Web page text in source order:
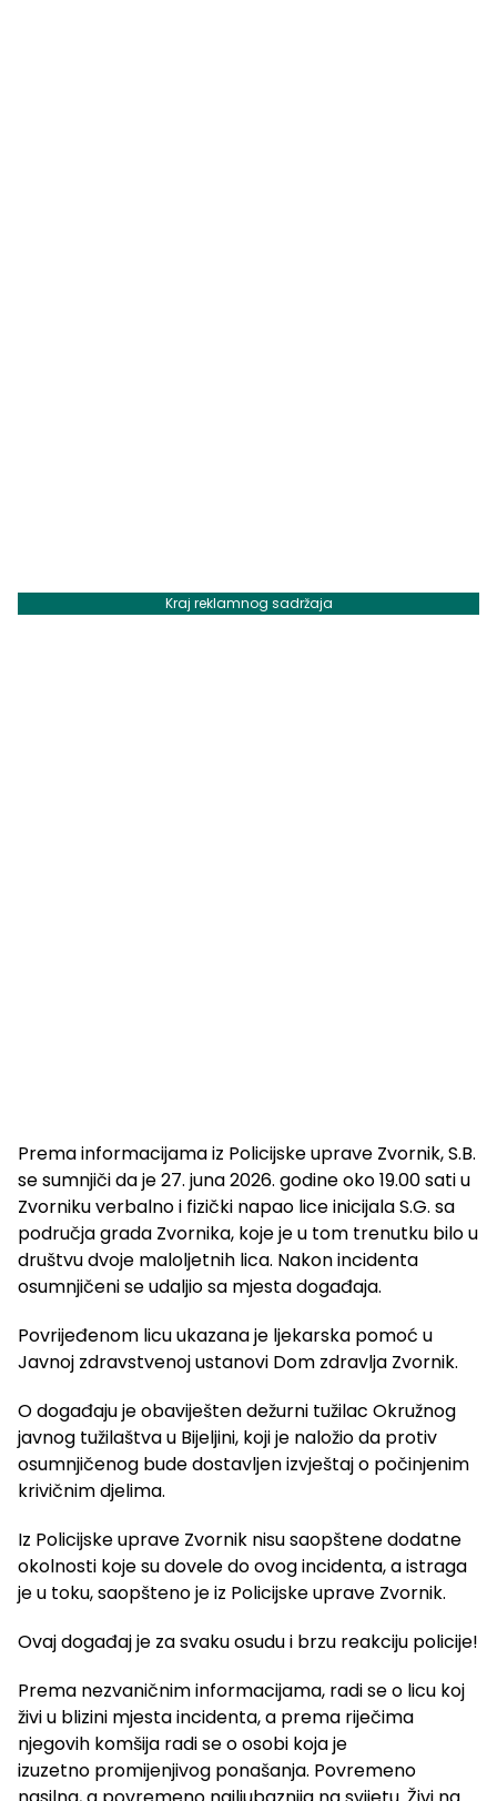
Kraj reklamnog sadržaja
Prema informacijama iz Policijske uprave Zvornik, S.B.
se sumnjiči da je 27. juna 2026. godine oko 19.00 sati u
Zvorniku verbalno i fizički napao lice inicijala S.G. sa
područja grada Zvornika, koje je u tom trenutku bilo u
društvu dvoje maloljetnih lica. Nakon incidenta
osumnjičeni se udaljio sa mjesta događaja.
Povrijeđenom licu ukazana je ljekarska pomoć u
Javnoj zdravstvenoj ustanovi Dom zdravlja Zvornik.
O događaju je obaviješten dežurni tužilac Okružnog
javnog tužilaštva u Bijeljini, koji je naložio da protiv
osumnjičenog bude dostavljen izvještaj o počinjenim
krivičnim djelima.
Iz Policijske uprave Zvornik nisu saopštene dodatne
okolnosti koje su dovele do ovog incidenta, a istraga
je u toku, saopšteno je iz Policijske uprave Zvornik.
Ovaj događaj je za svaku osudu i brzu reakciju policije!
Prema nezvaničnim informacijama, radi se o licu koj
živi u blizini mjesta incidenta, a prema riječima
njegovih komšija radi se o osobi koja je
izuzetno promijenjivog ponašanja. Povremeno